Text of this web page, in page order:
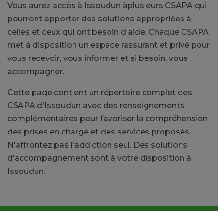
Vous aurez accès à Issoudun àplusieurs CSAPA qui
pourront apporter des solutions appropriées à
celles et ceux qui ont besoin d'aide. Chaque CSAPA
met à disposition un espace rassurant et privé pour
vous recevoir, vous informer et si besoin, vous
accompagner.
Cette page contient un répertoire complet des
CSAPA d'Issoudun avec des renseignements
complémentaires pour favoriser la compréhension
des prises en charge et des services proposés.
N'affrontez pas l'addiction seul. Des solutions
d'accompagnement sont à votre disposition à
Issoudun.